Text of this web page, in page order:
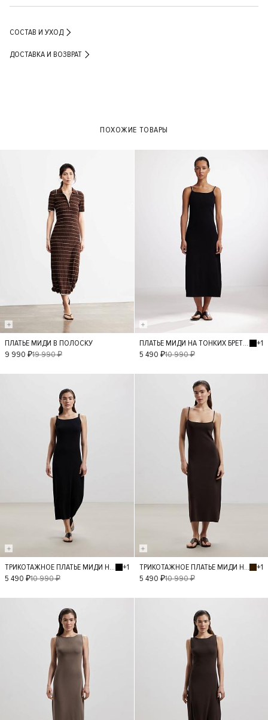
СОСТАВ И УХОД
ДОСТАВКА И ВОЗВРАТ
ПОХОЖИЕ ТОВАРЫ
S L
XS
ПЛАТЬЕ МИДИ В ПОЛОСКУ
9 990 ₽19 990 ₽ S
ПЛАТЬЕ МИДИ НА ТОНКИХ БРЕТЕЛЯХ
+1
5 490 ₽10 990 ₽
S
ТРИКОТАЖНОЕ ПЛАТЬЕ МИДИ НА ТОНКИХ БРЕТЕЛЯХ
+1
5 490 ₽10 990 ₽ S
ТРИКОТАЖНОЕ ПЛАТЬЕ МИДИ НА ТОНКИХ БРЕТЕЛЯХ
+1
5 490 ₽10 990 ₽